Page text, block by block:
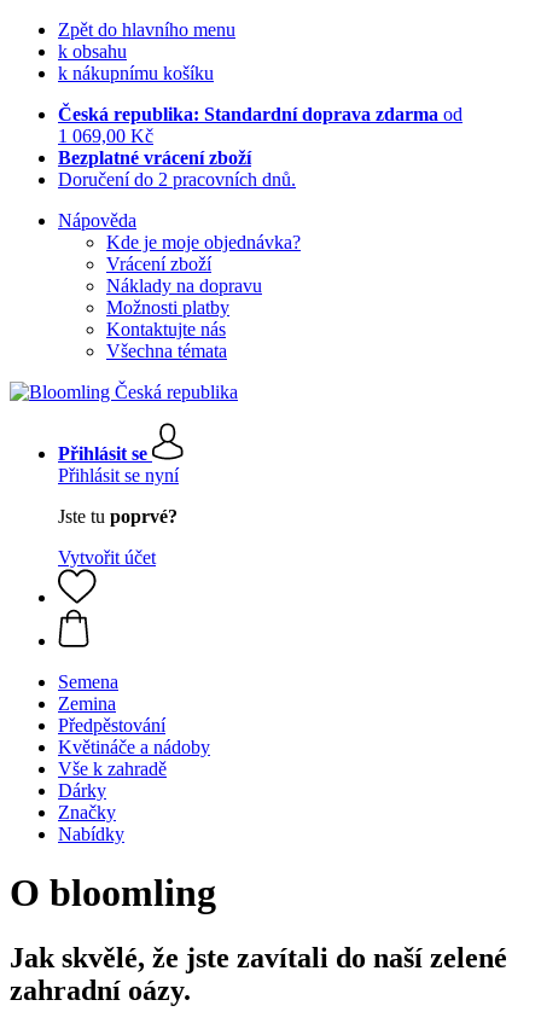
Zpět do hlavního menu
k obsahu
k nákupnímu košíku
Česká republika: Standardní doprava zdarma od
1 069,00 Kč
Bezplatné vrácení zboží
Doručení do 2 pracovních dnů.
Nápověda
Kde je moje objednávka?
Vrácení zboží
Náklady na dopravu
Možnosti platby
Kontaktujte nás
Všechna témata
Přihlásit se
Přihlásit se nyní
Jste tu poprvé?
Vytvořit účet
Semena
Zemina
Předpěstování
Květináče a nádoby
Vše k zahradě
Dárky
Značky
Nabídky
O bloomling
Jak skvělé, že jste zavítali do naší zelené
zahradní oázy.